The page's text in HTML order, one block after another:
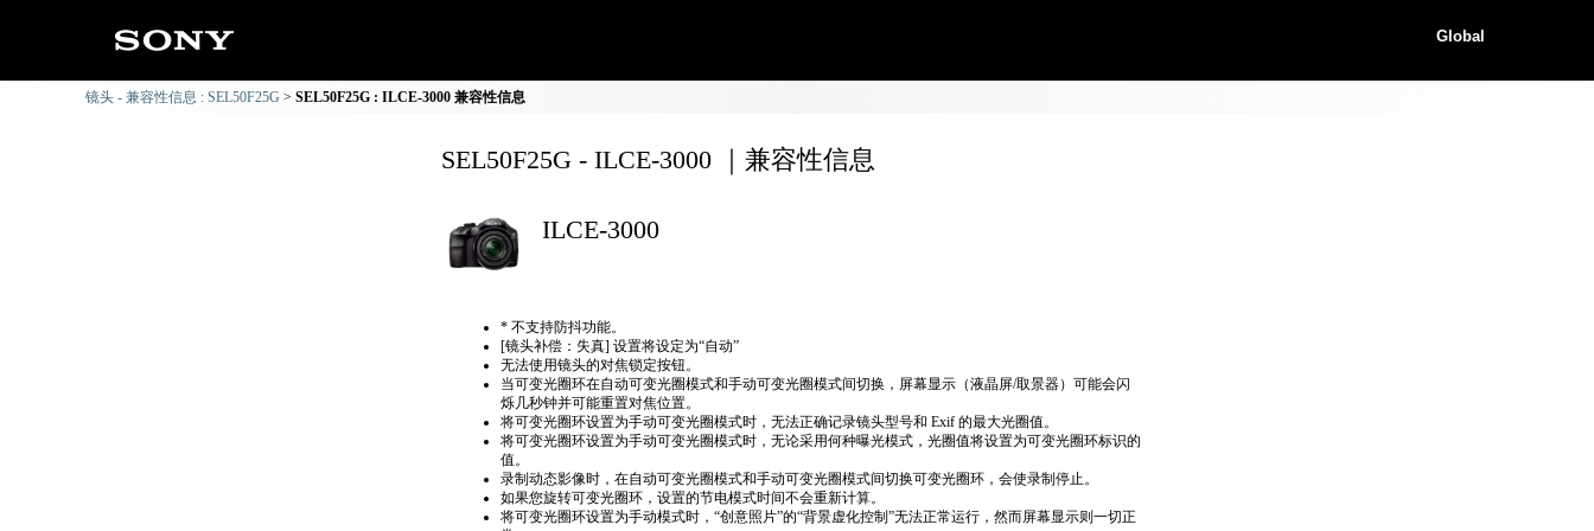
Global
镜头 - 兼容性信息 : SEL50F25G SEL50F25G : ILCE-3000 兼容性信息
SEL50F25G - ILCE-3000 ｜兼容性信息
ILCE-3000
* 不支持防抖功能。
[镜头补偿：失真] 设置将设定为“自动”
无法使用镜头的对焦锁定按钮。
当可变光圈环在自动可变光圈模式和手动可变光圈模式间切换，屏幕显示（液晶屏/取景器）可能会闪
烁几秒钟并可能重置对焦位置。
将可变光圈环设置为手动可变光圈模式时，无法正确​​记录镜头型号和 Exif 的最大光圈值。
将可变光圈环设置为手动可变光圈模式时，无论采用何种曝光模式，光圈值将设置为可变光圈环标识的
值。
录制动态影像时，在自动可变光圈模式和手动可变光圈模式间切换可变光圈环，会使录制停止。
如果您旋转可变光圈环，设置的节电模式时间不会重新计算。
将可变光圈环设置为手动模式时，“创意照片”的“背景虚化控制”无法正常运行，然而屏幕显示则一切正